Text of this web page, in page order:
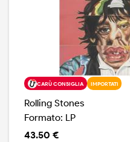
CARÙ CONSIGLIA IMPORTATI
Rolling Stones
Formato: LP
43.50 €